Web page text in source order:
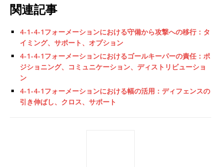
関連記事
4-1-4-1フォーメーションにおける守備から攻撃への移行：タ
イミング、サポート、オプション
4-1-4-1フォーメーションにおけるゴールキーパーの責任：ポ
ジショニング、コミュニケーション、ディストリビューショ
ン
4-1-4-1フォーメーションにおける幅の活用：ディフェンスの
引き伸ばし、クロス、サポート